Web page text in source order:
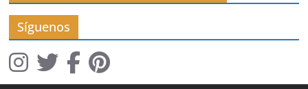
Síguenos